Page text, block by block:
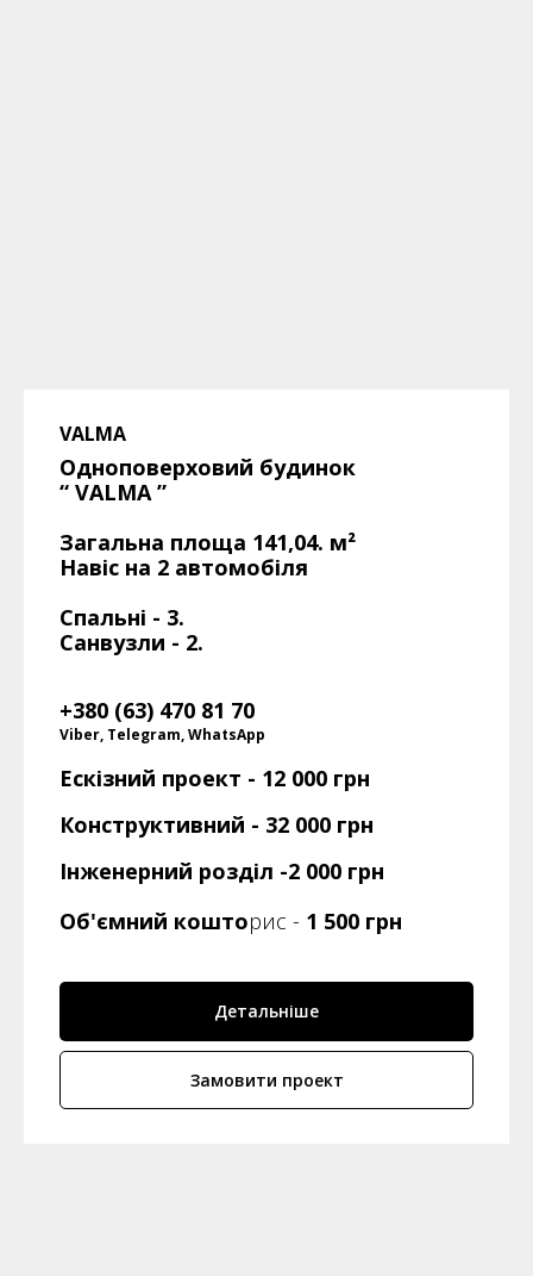
VALMA
Одноповерховий будинок
“ VALMA ”
Загальна площа 141,04. м²
Навіс на 2 автомобіля
Спальні - 3.
Санвузли - 2.
+380 (63) 470 81 70
Viber, Telegram, WhatsApp
Ескізний проект - 12 000 грн
Конструктивний - 32 000 грн
Інженерний розділ -2 000 грн
Об'ємний кошторис - 1 500 грн
Детальніше
Замовити проект